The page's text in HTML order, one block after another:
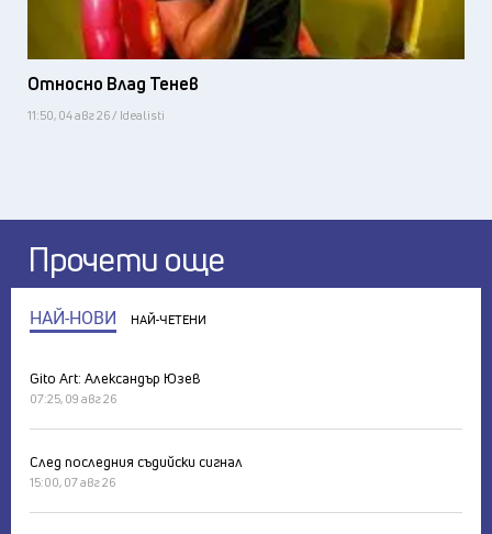
Относно Влад Тенев
11:50, 04 авг 26 / Idealisti
Прочети още
НАЙ-НОВИ НАЙ-ЧЕТЕНИ
Gito Art: Александър Юзев
07:25, 09 авг 26
След последния съдийски сигнал
15:00, 07 авг 26